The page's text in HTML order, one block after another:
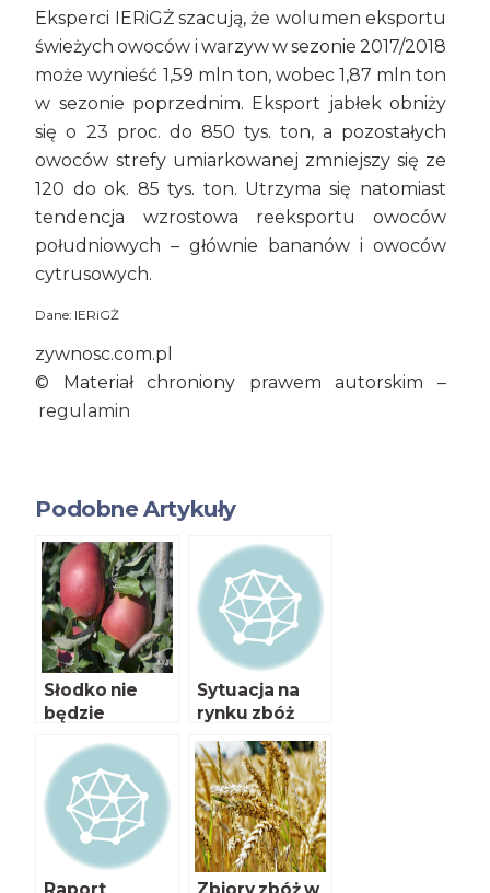
Eksperci IERiGŻ szacują, że wolumen eksportu
świeżych owoców i warzyw w sezonie 2017/2018
może wynieść 1,59 mln ton, wobec 1,87 mln ton
w sezonie poprzednim. Eksport jabłek obniży
się o 23 proc. do 850 tys. ton, a pozostałych
owoców strefy umiarkowanej zmniejszy się ze
120 do ok. 85 tys. ton. Utrzyma się natomiast
tendencja wzrostowa reeksportu owoców
południowych – głównie bananów i owoców
cytrusowych.
Dane: IERiGŻ
zywnosc.com.pl
© Materiał chroniony prawem autorskim –
regulamin
Podobne Artykuły
Słodko nie
będzie
Sytuacja na
rynku zbóż